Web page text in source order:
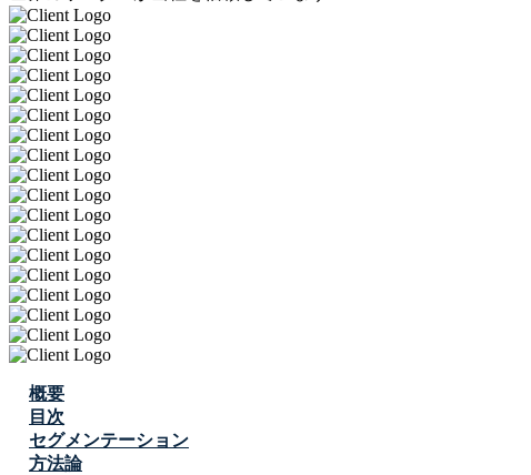
概要
目次
セグメンテーション
方法論